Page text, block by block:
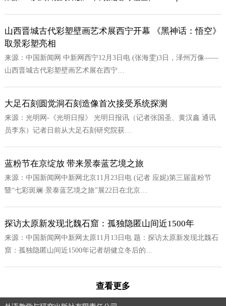
山西晋城古代彩塑壁画艺术展西宁开幕 《黑神话：悟空》
取景彩塑亮相
来源：中国新闻网 中新网西宁12月3日电 (张海雯)3日，泽州万像——
山西晋城古代彩塑壁画艺术展在西宁…
大足石刻圆觉洞石刻造像首次接受系统探测
来源：光明网-《光明日报》 光明日报讯（记者张国圣、黄汉鑫 通讯
员李东）记者日前从大足石刻研究院获…
蓝粉节在京绽放 带来景泰蓝艺境之旅
来源：中国新闻网中新网北京11月23日电 (记者 应妮)第三届蓝粉节
暨“七彩斑斓·景泰蓝艺境之旅”展22日在北京…
探访太原新发现北魏石窟：孤独隐匿山间近1500年
来源：中国新闻网中新网太原11月13日电 题：探访太原新发现北魏石
窟：孤独隐匿山间近1500年记者胡健立冬后的…
查看更多